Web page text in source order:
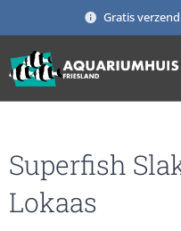
Gratis
Superfish
Lokaas